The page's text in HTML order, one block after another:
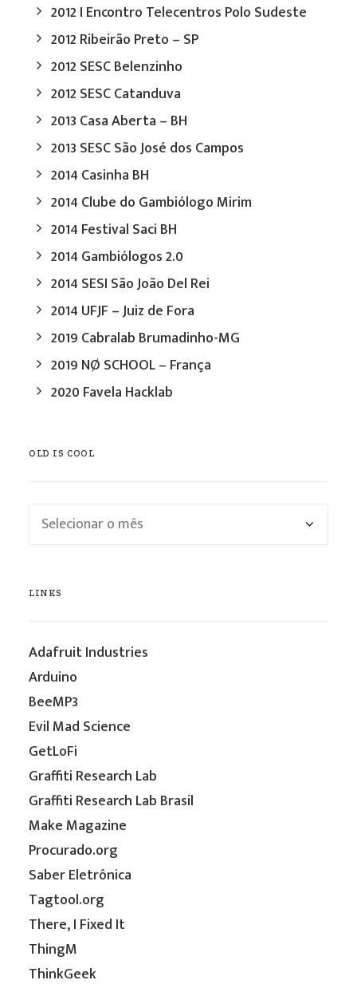
2012 I Encontro Telecentros Polo Sudeste
2012 Ribeirão Preto – SP
2012 SESC Belenzinho
2012 SESC Catanduva
2013 Casa Aberta – BH
2013 SESC São José dos Campos
2014 Casinha BH
2014 Clube do Gambiólogo Mirim
2014 Festival Saci BH
2014 Gambiólogos 2.0
2014 SESI São João Del Rei
2014 UFJF – Juiz de Fora
2019 Cabralab Brumadinho-MG
2019 NØ SCHOOL – França
2020 Favela Hacklab
OLD IS COOL
Old
LINKS
Adafruit Industries
Arduino
BeeMP3
Evil Mad Science
GetLoFi
Graffiti Research Lab
Graffiti Research Lab Brasil
Make Magazine
Procurado.org
Saber Eletrônica
Tagtool.org
There, I Fixed It
ThingM
ThinkGeek